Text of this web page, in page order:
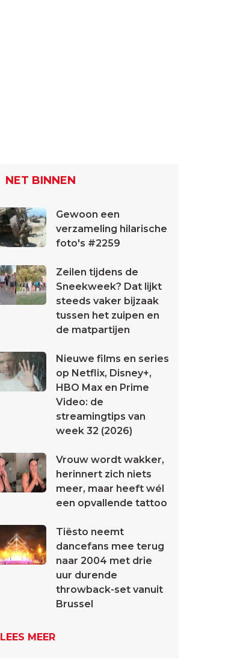
NET BINNEN
Gewoon een
verzameling hilarische
foto's #2259
Zeilen tijdens de
Sneekweek? Dat lijkt
steeds vaker bijzaak
tussen het zuipen en
de matpartijen
Nieuwe films en series
op Netflix, Disney+,
HBO Max en Prime
Video: de
streamingtips van
week 32 (2026)
Vrouw wordt wakker,
herinnert zich niets
meer, maar heeft wél
een opvallende tattoo
Tiësto neemt
dancefans mee terug
naar 2004 met drie
uur durende
throwback-set vanuit
Brussel
LEES MEER